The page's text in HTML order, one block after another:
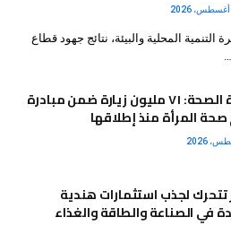
المحلية والبيئة، نتائج جهود قطاع
وزارة الصحة: ٧١ مليون زيارة ضمن مبادرة
المرأة منذ إطلاقها
لجذب استثمارات هندية
في الصناعة والطاقة والغذاء